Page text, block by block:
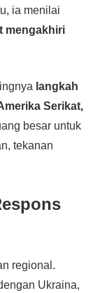
ia menilai
mengakhiri
langkah
Serikat,
besar untuk
tekanan
regional.
Ukraina,